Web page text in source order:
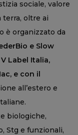
sociale, valore
terra, oltre ai
è organizzato da
e Slow
Label Italia,
e con il
all’estero e
biologiche,
Stg e funzionali,